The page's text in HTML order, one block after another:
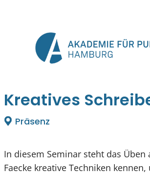
springen
Kreatives
Präsenz
In diesem Seminar steht das
Faecke kreative Techniken